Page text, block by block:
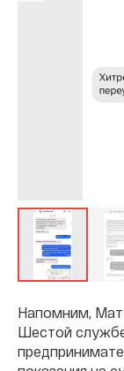
Напомним,
Шестой